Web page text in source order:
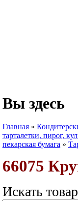
Вы здесь
Главная »
тарталетки, пирог,
пекарская бумага »
66075
Искать